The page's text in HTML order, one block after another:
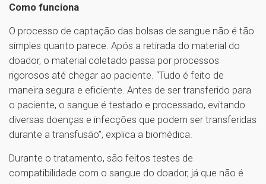
Como funciona
O processo de captação das bolsas de sangue não é tão
simples quanto parece. Após a retirada do material do
doador, o material coletado passa por processos
rigorosos até chegar ao paciente. “Tudo é feito de
maneira segura e eficiente. Antes de ser transferido para
o paciente, o sangue é testado e processado, evitando
diversas doenças e infecções que podem ser transferidas
durante a transfusão”, explica a biomédica.
Durante o tratamento, são feitos testes de
compatibilidade com o sangue do doador, já que não é